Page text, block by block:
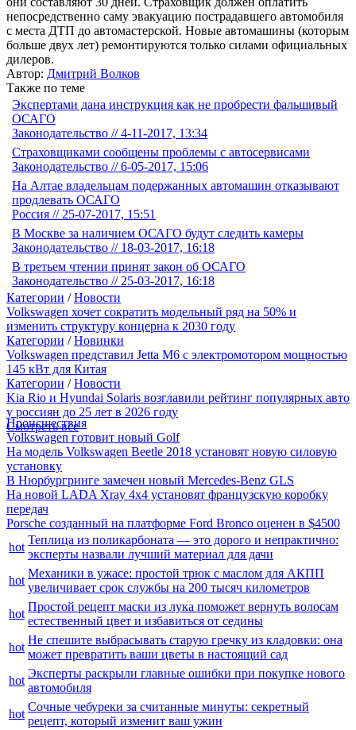
непосредственно саму эвакуацию пострадавшего автомобиля
с места ДТП до автомастерской. Новые автомашины (которым
больше двух лет) ремонтируются только силами официальных
дилеров.
Автор: Дмитрий Волков
Также по теме
Экспертами дана инструкция как не пробрести фальшивый
ОСАГО
Законодательство // 4-11-2017, 13:34
Страховщиками сообщены проблемы с автосервисами
Законодательство // 6-05-2017, 15:06
На Алтае владельцам подержанных автомашин отказывают
продлевать ОСАГО
Россия // 25-07-2017, 15:51
В Москве за наличием ОСАГО будут следить камеры
Законодательство // 18-03-2017, 16:18
В третьем чтении принят закон об ОСАГО
Законодательство // 25-03-2017, 16:18
Категории /Новости
Volkswagen хочет сократить модельный ряд на 50% и
изменить структуру концерна к 2030 году
Категории /Новинки
Volkswagen представил Jetta M6 с электромотором мощностью
145 кВт для Китая
Категории /Новости
Kia Rio и Hyundai Solaris возглавили рейтинг популярных авто
у россиян до 25 лет в 2026 году
Смотреть все
Происшествия
Volkswagen готовит новый Golf
На модель Volkswagen Beetle 2018 установят новую силовую
установку
В Нюрбургринге замечен новый Mercedes-Benz GLS
На новой LADA Xray 4x4 установят французскую коробку
передач
Porsche созданный на платформе Ford Bronco оценен в $4500
hot
Теплица из поликарбоната — это дорого и непрактично:
эксперты назвали лучший материал для дачи
hot
Механики в ужасе: простой трюк с маслом для АКПП
увеличивает срок службы на 200 тысяч километров
hot
Простой рецепт маски из лука поможет вернуть волосам
естественный цвет и избавиться от седины
hot
Не спешите выбрасывать старую гречку из кладовки: она
может превратить ваши цветы в настоящий сад
hot
Эксперты раскрыли главные ошибки при покупке нового
автомобиля
hot
Сочные чебуреки за считанные минуты: секретный
рецепт, который изменит ваш ужин